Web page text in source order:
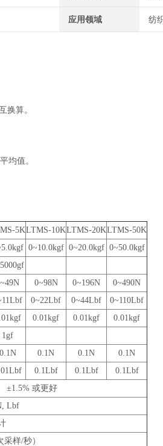
应用领域 纺
换算。
均值。
5KLTMS-10KLTMS-20KLTMS-50K
0~10.0kgf 0~20.0kgf 0~50.0kgf
0~98N 0~196N
0~490N
0~22Lbf 0~44Lbf
0~110Lbf
0.01kgf 0.01kgf
0.01kgf
1gf
0.1N 0.1N
0.1N
0.1Lbf 0.1Lbf
0.1Lbf
±1.5% 或更好
Lbf
样/秒）